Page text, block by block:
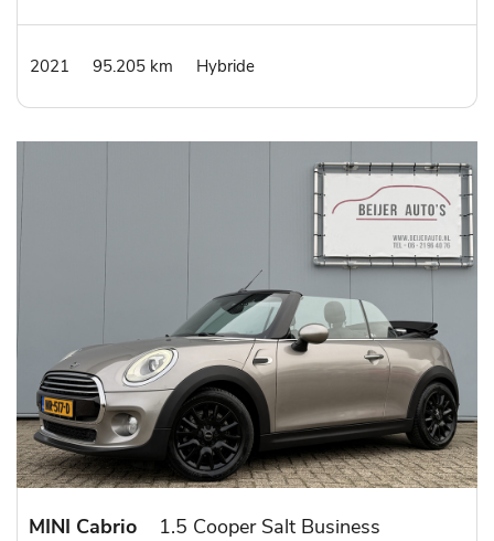
2021 95.205 km Hybride
MINI Cabrio
1.5 Cooper Salt Business